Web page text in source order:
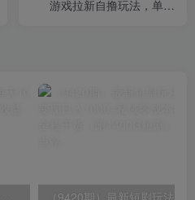
游戏拉新自撸玩法，单机